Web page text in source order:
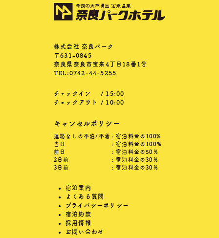
株式会社 奈良パーク
〒631-0845
奈良県奈良市宝来4丁目18番1号
TEL:0742-44-5255
チェックイン
/ 15:00
チェックアウト
/ 10:00
宿泊案内
よくある質問
プライバシーポリシー
宿泊約款
採用情報
お問い合わせ
キャンセルポリシー
連絡なしの不泊/不着 : 宿泊料金の100%
当日
: 宿泊料金の100％
前日
: 宿泊料金の50％
2日前
: 宿泊料金の30％
3日前
: 宿泊料金の30％